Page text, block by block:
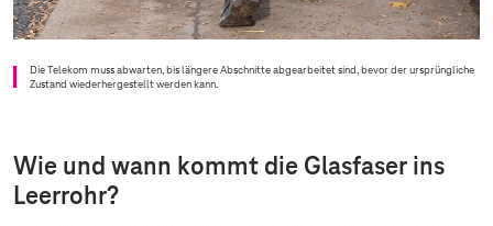
Die Telekom muss abwarten, bis längere Abschnitte abgearbeitet sind, bevor der ursprüngliche
Zustand wiederhergestellt werden kann.
Wie und wann kommt die Glasfaser ins
Leerrohr?